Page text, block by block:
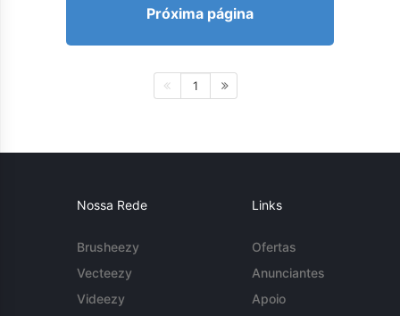
Próxima página
1
Nossa Rede
Brusheezy
Vecteezy
Videezy
Links
Ofertas
Anunciantes
Apoio